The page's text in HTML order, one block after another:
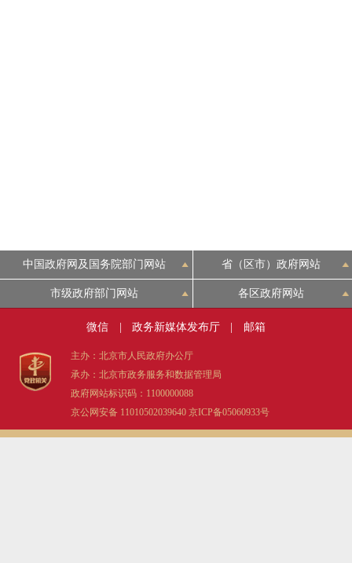
中国政府网及国务院部门网站 省（区市）政府网站
市级政府部门网站 各区政府网站
微信 政务新媒体发布厅 邮箱
主办：北京市人民政府办公厅
承办：北京市政务服务和数据管理局
政府网站标识码：1100000088
京公网安备 11010502039640 京ICP备05060933号